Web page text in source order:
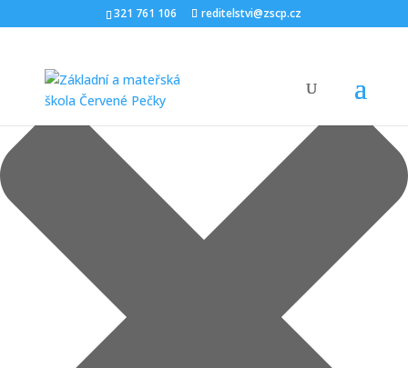
Spravovat Souhlas 321 761 106 reditelstvi@zscp.cz